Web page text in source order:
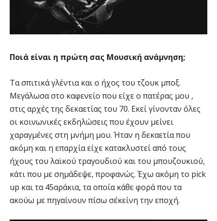
Ποιά είναι η πρώτη σας Μουσική ανάμνηση;
Τα σπιτικά γλέντια και ο ήχος του τζουκ μποξ.
Μεγάλωσα στο καφενείο που είχε ο πατέρας μου ,
στις αρχές της δεκαετίας του 70. Εκεί γίνονταν όλες
οι κοινωνικές εκδηλώσεις που έχουν μείνει
χαραγμένες στη μνήμη μου. Ήταν η δεκαετία που
ακόμη και η επαρχία είχε κατακλυστεί από τους
ήχους του λαϊκού τραγουδιού και του μπουζουκιού,
κάτι που με σημάδεψε, προφανώς. Έχω ακόμη το pick
up και τα 45αράκια, τα οποία κάθε φορά που τα
ακούω με πηγαίνουν πίσω σ΄εκείνη την εποχή.